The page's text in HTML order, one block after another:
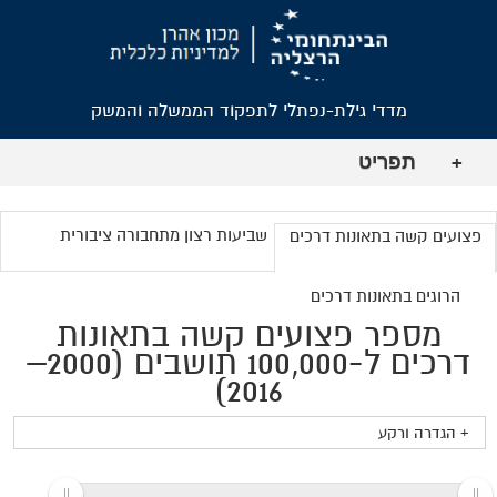
מדדי גילת-נפתלי לתפקוד הממשלה והמשק
+ תפריט
פצועים קשה בתאונות דרכים שביעות רצון מתחבורה ציבורית
הרוגים בתאונות דרכים
מספר פצועים קשה בתאונות
דרכים ל-100,000 תושבים (2000–
2016)
+ הגדרה ורקע